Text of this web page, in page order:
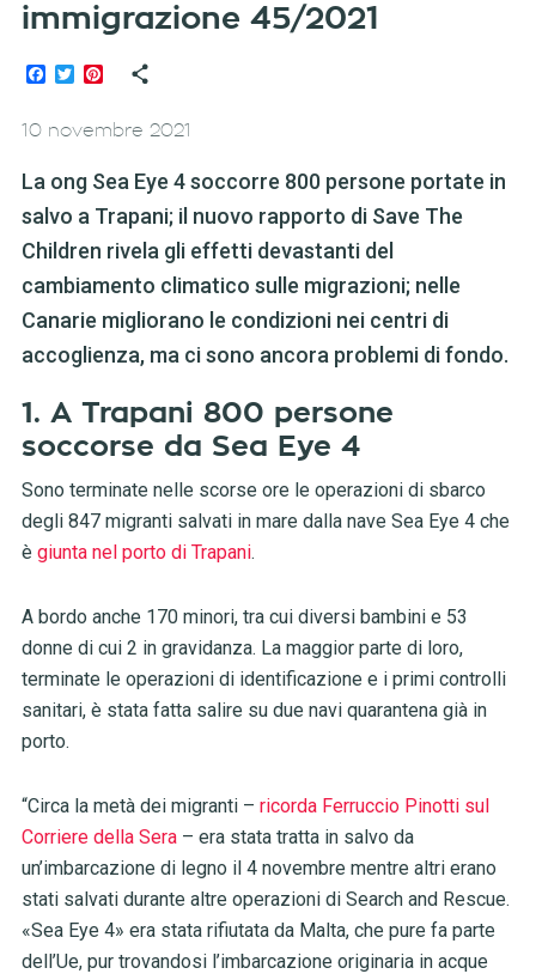
immigrazione 45/2021
Facebook
TwitterPinterest
10 novembre 2021
La ong Sea Eye 4 soccorre 800 persone portate in
salvo a Trapani; il nuovo rapporto di Save The
Children rivela gli effetti devastanti del
cambiamento climatico sulle migrazioni; nelle
Canarie migliorano le condizioni nei centri di
accoglienza, ma ci sono ancora problemi di fondo.
1. A Trapani 800 persone
soccorse da Sea Eye 4
Sono terminate nelle scorse ore le operazioni di sbarco
degli 847 migranti salvati in mare dalla nave Sea Eye 4 che
è giunta nel porto di Trapani.
A bordo anche 170 minori, tra cui diversi bambini e 53
donne di cui 2 in gravidanza. La maggior parte di loro,
terminate le operazioni di identificazione e i primi controlli
sanitari, è stata fatta salire su due navi quarantena già in
porto.
“Circa la metà dei migranti – ricorda Ferruccio Pinotti sul
Corriere della Sera– era stata tratta in salvo da
un’imbarcazione di legno il 4 novembre mentre altri erano
stati salvati durante altre operazioni di Search and Rescue.
«Sea Eye 4» era stata rifiutata da Malta, che pure fa parte
dell’Ue, pur trovandosi l’imbarcazione originaria in acque